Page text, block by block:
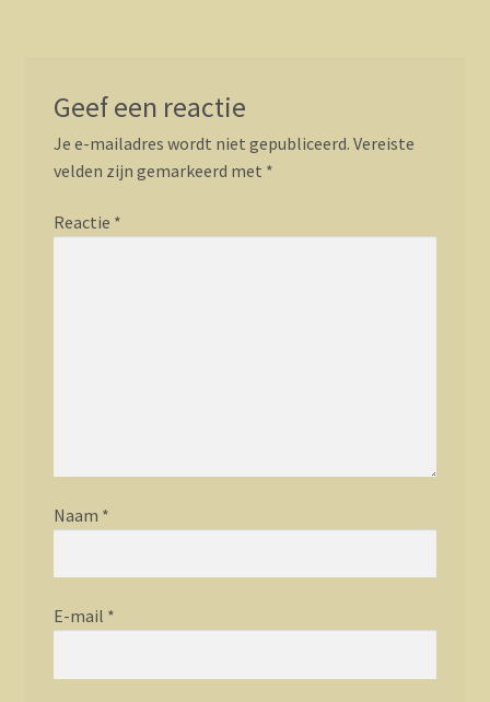
Geef een reactie
Je e-mailadres wordt niet gepubliceerd. Vereiste
velden zijn gemarkeerd met *
Reactie *
Naam *
E-mail *